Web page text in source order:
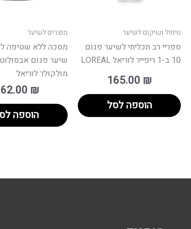
טיפול ושיקום לשיער
ספריי רב תכליתי לשיער פגום
10 ב-1 ריפייר לוריאל LOREAL
165.00 ₪
הוספה לסל
מוצרים לשיער
מסכה ללא שטיפה
שיער פגום
מולקולר לוריאל
₪
הוספה